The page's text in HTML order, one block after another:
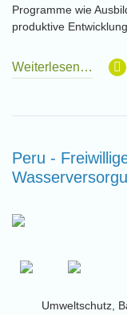
Programme wie
produktive
Weiterlesen…
Peru -
Umweltschutz,